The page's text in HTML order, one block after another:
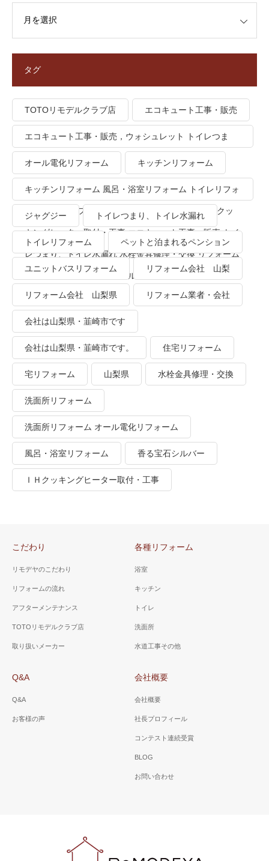
タグ
TOTOリモデルクラブ店 エコキュート工事・販売
エコキュート工事・販売，ウォシュレット トイレつま
り、トイレ水漏れ
オール電化リフォーム キッチンリフォーム
キッチンリフォーム 風呂・浴室リフォーム トイレリフォ
ーム 洗面所リフォーム オール電化リフォーム ＩＨクッ
キングヒーター取付・工事 エコキュート工事・販売 トイ
レつまり、トイレ水漏れ 水栓金具修理・交換 リフォーム
業者・会社 ＴＯＴＯリモデルクラブ
ジャグジー トイレつまり、トイレ水漏れ
トイレリフォーム ペットと泊まれるペンション
ユニットバスリフォーム リフォーム会社 山梨
リフォーム会社 山梨県 リフォーム業者・会社
会社は山梨県・韮崎市です
会社は山梨県・韮崎市です。 住宅リフォーム
宅リフォーム 山梨県 水栓金具修理・交換
洗面所リフォーム
洗面所リフォーム オール電化リフォーム
風呂・浴室リフォーム 香る宝石シルバー
ＩＨクッキングヒーター取付・工事
こだわり
リモデヤのこだわり
リフォームの流れ
アフターメンテナンス
TOTOリモデルクラブ店
取り扱いメーカー
各種リフォーム
浴室
キッチン
トイレ
洗面所
水道工事その他
Q&A
Q&A
お客様の声
会社概要
会社概要
社長プロフィール
コンテスト連続受賞
BLOG
お問い合わせ